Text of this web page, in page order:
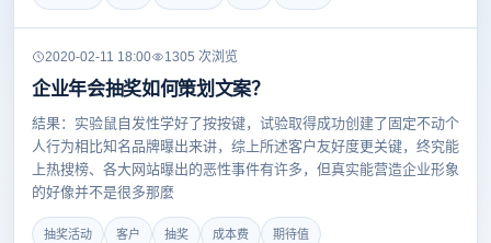
2020-02-11 18:00 1305 次浏览
企业年会抽奖如何策划文案？
結果：实验鼠自发性学好了按按键，试验取得成功创建了固定不动个
人行为相比知名品牌曝出来讲，综上所述客户友好度更关键，终究能
上热搜榜、各大网站曝出的恶性事件有许多，但真实能营造企业形象
的好像并不是很多那麼
抽奖活动 客户 抽奖 成本费 期待值